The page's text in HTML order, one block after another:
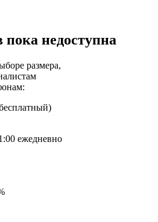
пока недоступна
размера,
ежедневно